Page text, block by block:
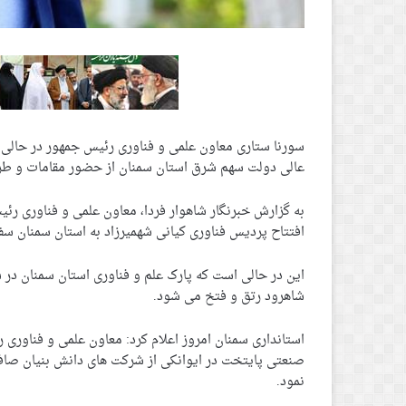
سورنا ستاری معاون علمی و فناوری رئیس جمهور در
عالی دولت سهم شرق استان سمنان از حضور مقامات
به گزارش خبرنگار شاهوار فردا، معاون علمی و فناوری
افتتاح پردیس فناوری کیانی شهمیرزاد به استان سمنان
این در حالی است که پارک علم و فناوری استان سمنان
شاهرود رتق و فتخ می شود.
استانداری سمنان امروز اعلام کرد: معاون علمی و
صنعتی پایتخت در ایوانکی از شرکت های دانش بنیان
نمود.‌